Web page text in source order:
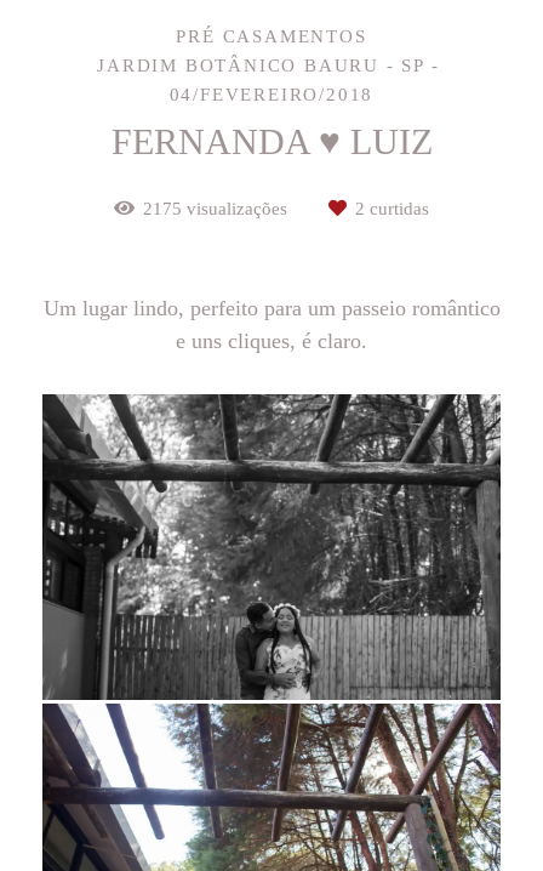
PRÉ CASAMENTOS
JARDIM BOTÂNICO BAURU - SP
04/FEVEREIRO/2018
FERNANDA ♥ LUIZ
2175 visualizações 2 curtidas
Um lugar lindo, perfeito para um passeio romântico
e uns cliques, é claro.